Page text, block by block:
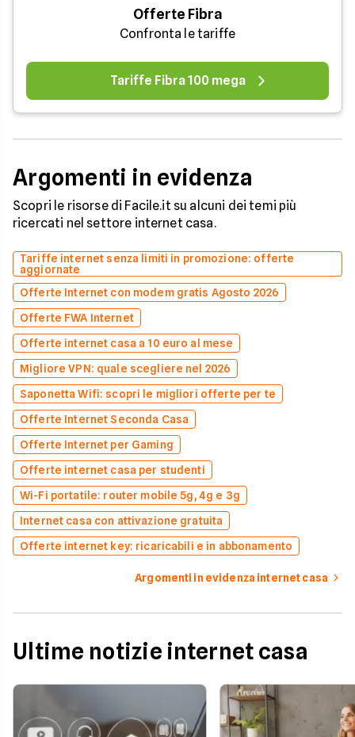
Offerte Fibra
Confronta le tariffe
Tariffe Fibra 100 mega
Argomenti in evidenza
Scopri le risorse di Facile.it su alcuni dei temi più
ricercati nel settore internet casa.
Tariffe internet senza limiti in promozione: offerte
aggiornate
Offerte Internet con modem gratis Agosto 2026
Offerte FWA Internet
Offerte internet casa a 10 euro al mese
Migliore VPN: quale scegliere nel 2026
Saponetta Wifi: scopri le migliori offerte per te
Offerte Internet Seconda Casa
Offerte Internet per Gaming
Offerte internet casa per studenti
Wi-Fi portatile: router mobile 5g, 4g e 3g
Internet casa con attivazione gratuita
Offerte internet key: ricaricabili e in abbonamento
Argomenti in evidenza internet casa
Ultime notizie internet casa